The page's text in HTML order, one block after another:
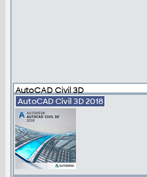
AutoCAD Civil 3D
AutoCAD Civil 3D2018